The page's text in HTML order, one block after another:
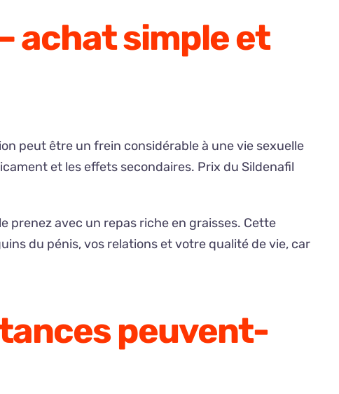
achat simple et
peut être un frein considérable à une vie sexuelle
et les effets secondaires. Prix du Sildenafil
prenez avec un repas riche en graisses. Cette
du pénis, vos relations et votre qualité de vie, car
peuvent-